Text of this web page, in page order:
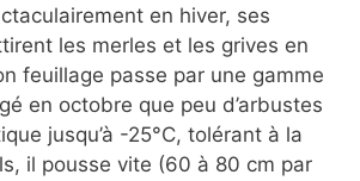
en hiver, ses
les merles et les grives en
feuillage passe par une gamme
en octobre que peu d’arbustes
jusqu’à -25°C, tolérant à la
il pousse vite (60 à 80 cm par